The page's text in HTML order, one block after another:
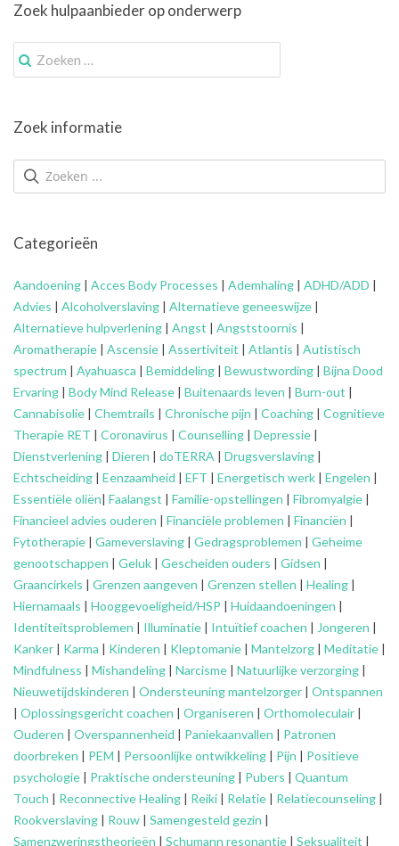
Zoek hulpaanbieder op onderwerp
Zoek
naar:
Zoek informatie
Categorieën
Aandoening | Acces Body Processes | Ademhaling | ADHD/ADD |
Advies | Alcoholverslaving | Alternatieve geneeswijze |
Alternatieve hulpverlening | Angst | Angststoornis |
Aromatherapie | Ascensie | Assertiviteit | Atlantis | Autistisch
spectrum | Ayahuasca | Bemiddeling | Bewustwording | Bijna Dood
Ervaring | Body Mind Release | Buitenaards leven | Burn-out |
Cannabisolie | Chemtrails | Chronische pijn | Coaching | Cognitieve
Therapie RET | Coronavirus | Counselling | Depressie |
Dienstverlening | Dieren | doTERRA | Drugsverslaving |
Echtscheiding | Eenzaamheid | EFT | Energetisch werk | Engelen |
Essentiële oliën| Faalangst | Familie-opstellingen | Fibromyalgie |
Financieel advies ouderen | Financiële problemen | Financiën |
Fytotherapie | Gameverslaving | Gedragsproblemen | Geheime
genootschappen | Geluk | Gescheiden ouders | Gidsen |
Graancirkels | Grenzen aangeven | Grenzen stellen | Healing |
Hiernamaals | Hooggevoeligheid/HSP | Huidaandoeningen |
Identiteitsproblemen | Illuminatie | Intuïtief coachen | Jongeren |
Kanker | Karma | Kinderen | Kleptomanie | Mantelzorg | Meditatie |
Mindfulness | Mishandeling | Narcisme | Natuurlijke verzorging |
Nieuwetijdskinderen | Ondersteuningmantelzorger | Ontspannen
| Oplossingsgericht coachen | Organiseren | Orthomoleculair |
Ouderen | Overspannenheid | Paniekaanvallen | Patronen
doorbreken | PEM | Persoonlijke ontwikkeling | Pijn | Positieve
psychologie | Praktische ondersteuning | Pubers | Quantum
Touch | Reconnective Healing | Reiki | Relatie | Relatiecounseling |
Rookverslaving | Rouw | Samengesteld gezin |
Samenzweringstheorieën | Schumann resonantie | Seksualiteit |